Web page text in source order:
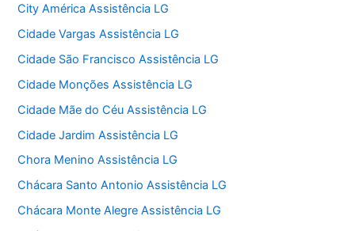
City América Assistência LG
Cidade Vargas Assistência LG
Cidade São Francisco Assistência LG
Cidade Monções Assistência LG
Cidade Mãe do Céu Assistência LG
Cidade Jardim Assistência LG
Chora Menino Assistência LG
Chácara Santo Antonio Assistência LG
Chácara Monte Alegre Assistência LG